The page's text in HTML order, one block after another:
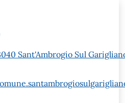
Sant'Ambrogio Sul